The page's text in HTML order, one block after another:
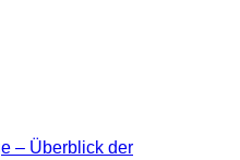
– Überblick der